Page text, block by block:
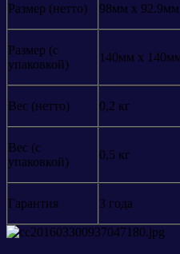
Размер (нетто) 98мм x
Размер (с
упаковкой)
140мм x
Вес (нетто) 0,2 кг
Вес (с
упаковкой)
0,5 кг
Гарантия 3 года